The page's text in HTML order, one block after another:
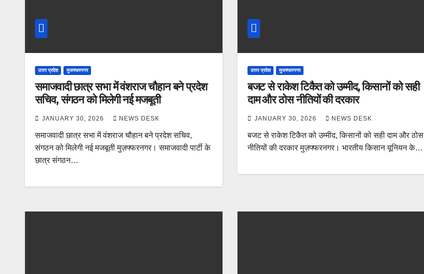
उत्तर प्रदेश मुजफ्फरनगर
समाजवादी छात्र सभा में वंशराज चौहान बने प्रदेश
सचिव, संगठन को मिलेगी नई मजबूती
JANUARY 30, 2026 NEWS DESK
समाजवादी छात्र सभा में वंशराज चौहान बने प्रदेश सचिव,
संगठन को मिलेगी नई मजबूती मुज़फ्फरनगर। समाजवादी पार्टी के
छात्र संगठन…
उत्तर प्रदेश मुजफ्फरनगर
बजट से राकेश टिकैत को उम्मीद, किसानों को सही
दाम और ठोस नीतियों की दरकार
JANUARY 30, 2026 NEWS DESK
बजट से राकेश टिकैत को उम्मीद, किसानों को सही दाम और ठोस
नीतियों की दरकार मुज़फ्फरनगर। भारतीय किसान यूनियन के…